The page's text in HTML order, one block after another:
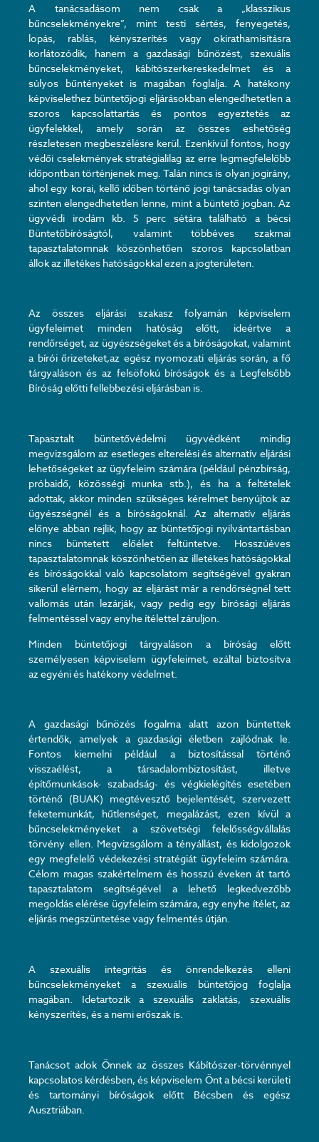
A tanácsadásom nem csak a „klasszikus
bűncselekményekre”, mint testi sértés, fenyegetés,
lopás, rablás, kényszerítés vagy okirathamisításra
korlátozódik, hanem a gazdasági bűnözést, szexuális
bűncselekményeket, kábítószerkereskedelmet és a
súlyos bűntényeket is magában foglalja. A hatékony
képviselethez büntetőjogi eljárásokban elengedhetetlen a
szoros kapcsolattartás és pontos egyeztetés az
ügyfelekkel, amely során az összes eshetőség
részletesen megbeszélésre kerül. Ezenkívül fontos, hogy
védői cselekmények stratégialilag az erre legmegfelelőbb
időpontban történjenek meg. Talán nincs is olyan jogirány,
ahol egy korai, kellő időben történő jogi tanácsadás olyan
szinten elengedhetetlen lenne, mint a büntető jogban. Az
ügyvédi irodám kb. 5 perc sétára található a bécsi
Büntetőbíróságtól, valamint többéves szakmai
tapasztalatomnak köszönhetően szoros kapcsolatban
állok az illetékes hatóságokkal ezen a jogterületen.
Az összes eljárási szakasz folyamán képviselem
ügyfeleimet minden hatóság előtt, ideértve a
rendőrséget, az ügyészségeket és a bíróságokat, valamint
a bírói őrizeteket,az egész nyomozati eljárás során, a fő
tárgyaláson és az felsöfokú bíróságok és a Legfelsőbb
Bíróság előtti fellebbezési eljárásban is.
Tapasztalt büntetővédelmi ügyvédként mindig
megvizsgálom az esetleges elterelési és alternatív eljárási
lehetőségeket az ügyfeleim számára (például pénzbírság,
próbaidő, közösségi munka stb.), és ha a feltételek
adottak, akkor minden szükséges kérelmet benyújtok az
ügyészségnél és a bíróságoknál. Az alternatív eljárás
előnye abban rejlik, hogy az büntetőjogi nyilvántartásban
nincs büntetett előélet feltüntetve. Hosszúéves
tapasztalatomnak köszönhetően az illetékes hatóságokkal
és bíróságokkal való kapcsolatom segítségével gyakran
sikerül elérnem, hogy az eljárást már a rendőrségnél tett
vallomás után lezárják, vagy pedig egy bírósági eljárás
felmentéssel vagy enyhe ítélettel záruljon.
Minden büntetőjogi tárgyaláson a bíróság előtt
személyesen képviselem ügyfeleimet, ezáltal biztosítva
az egyéni és hatékony védelmet.
A gazdasági bűnözés fogalma alatt azon büntettek
értendők, amelyek a gazdasági életben zajlódnak le.
Fontos kiemelni például a biztosítással történő
visszaélést, a társadalombiztosítást, illetve
építőmunkások- szabadság- és végkielégítés esetében
történő (BUAK) megtévesztő bejelentését, szervezett
feketemunkát, hűtlenséget, megalázást, ezen kívül a
bűncselekményeket a szövetségi felelősségvállalás
törvény ellen. Megvizsgálom a tényállást, és kidolgozok
egy megfelelő védekezési stratégiát ügyfeleim számára.
Célom magas szakértelmem és hosszú éveken át tartó
tapasztalatom segítségével a lehető legkedvezőbb
megoldás elérése ügyfeleim számára, egy enyhe ítélet, az
eljárás megszüntetése vagy felmentés útján.
A szexuális integritás és önrendelkezés elleni
bűncselekményeket a szexuális büntetőjog foglalja
magában. Idetartozik a szexuális zaklatás, szexuális
kényszerítés, és a nemi erőszak is.
Tanácsot adok Önnek az összes Kábítószer-törvénnyel
kapcsolatos kérdésben, és képviselem Önt a bécsi kerületi
és tartományi bíróságok előtt Bécsben és egész
Ausztriában.